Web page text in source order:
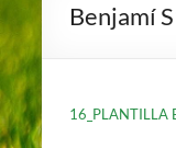
Benjamí
16_PLANTILLA